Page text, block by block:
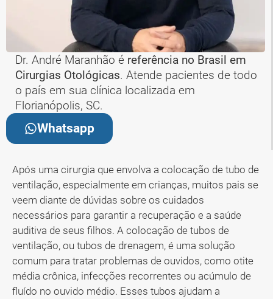
Dr. André Maranhão é referência no Brasil em
Cirurgias Otológicas. Atende pacientes de todo
o país em sua clínica localizada em
Florianópolis, SC.
Whatsapp
Após uma cirurgia que envolva a colocação de tubo de
ventilação, especialmente em crianças, muitos pais se
veem diante de dúvidas sobre os cuidados
necessários para garantir a recuperação e a saúde
auditiva de seus filhos. A colocação de tubos de
ventilação, ou tubos de drenagem, é uma solução
comum para tratar problemas de ouvidos, como otite
média crônica, infecções recorrentes ou acúmulo de
fluído no ouvido médio. Esses tubos ajudam a